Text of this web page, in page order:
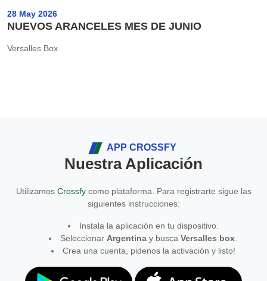
28 May 2026
NUEVOS ARANCELES MES DE JUNIO
Versalles Box
APP CROSSFY
Nuestra Aplicación
Utilizamos Crossfycomo plataforma. Para registrarte sigue las
siguientes instrucciones:
Instala la aplicación en tu dispositivo.
Seleccionar Argentina y busca Versalles box
Crea una cuenta, pidenos la activación y listo!